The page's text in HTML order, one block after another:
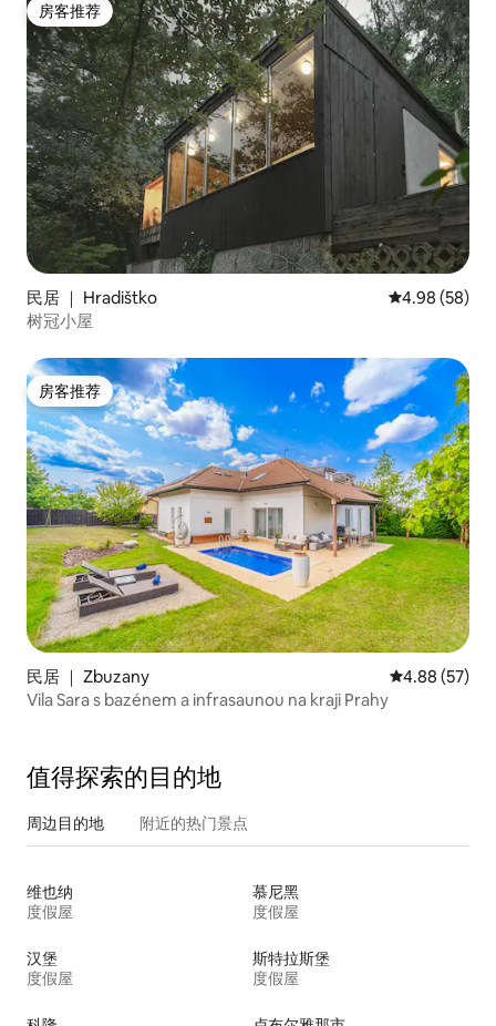
房客推荐
房客推荐
民居 ｜ Hradištko 平均评分 4.98
4.98 (58)
树冠小屋
房客推荐
房客推荐
民居 ｜ Zbuzany 平均评分
4.88 (57)
Vila Sara s bazénem a infrasaunou na kraji Prahy
值得探索的目的地
周边目的地 附近的热门景点
维也纳
度假屋
慕尼黑
度假屋
汉堡
度假屋
斯特拉斯堡
度假屋